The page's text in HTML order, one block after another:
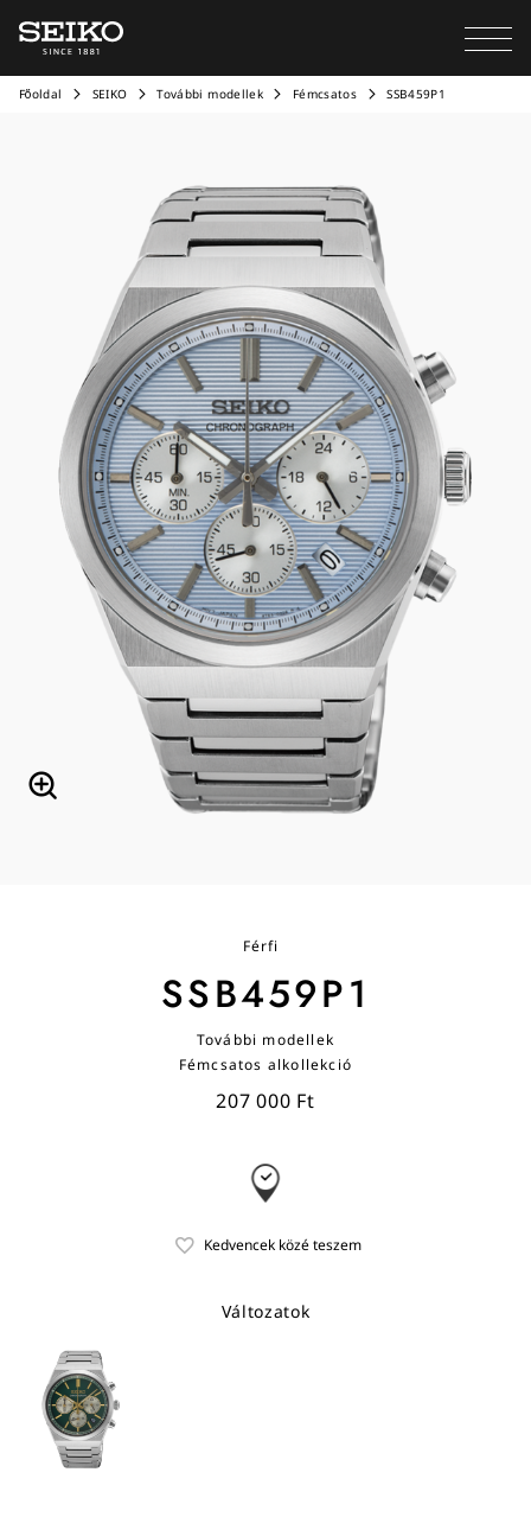
Főoldal SEIKO További modellek Fémcsatos SSB459P1
Férfi
SSB459P1
További modellek
Fémcsatos alkollekció
207 000 Ft
Változatok